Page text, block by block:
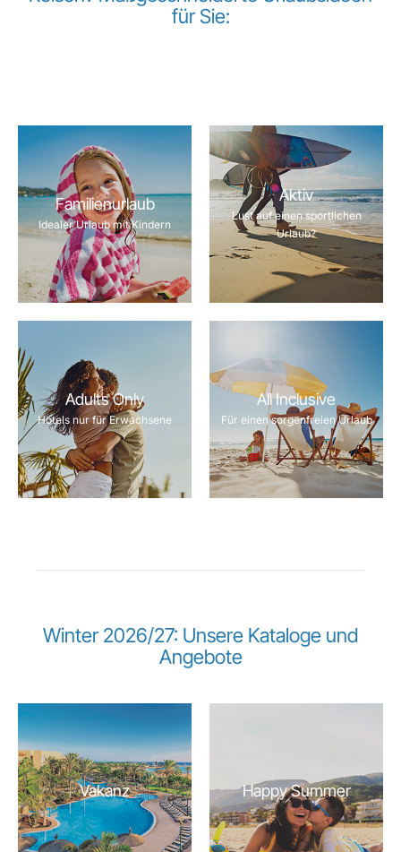
für Sie:
Familienurlaub
Idealer Urlaub mit Kindern
Aktiv
Lust auf einen sportlichen
Urlaub?
Adults Only
Hotels nur für Erwachsene
All Inclusive
Für einen sorgenfreien Urlaub
Winter 2026/27: Unsere Kataloge und
Angebote
Vakanz Happy Summer